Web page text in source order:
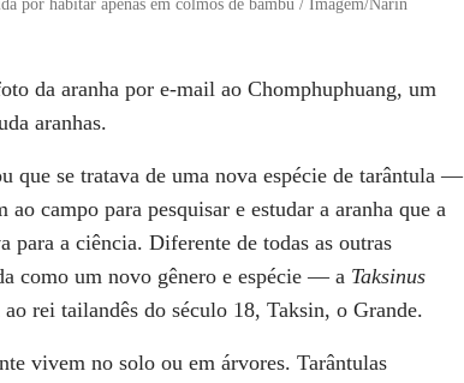
por habitar apenas em colmos de bambu / Imagem/Narin
da aranha por e-mail ao Chomphuphuang, um
aranhas.
que se tratava de uma nova espécie de tarântula —
campo para pesquisar e estudar a aranha que a
a ciência. Diferente de todas as outras
como um novo gênero e espécie — a Taksinus
rei tailandês do século 18, Taksin, o Grande.
vivem no solo ou em árvores. Tarântulas